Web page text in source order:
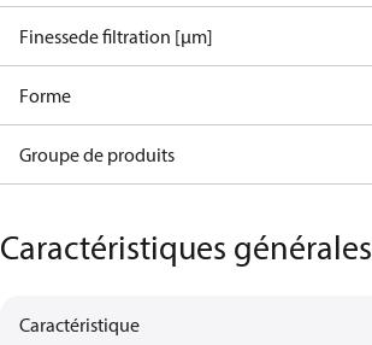
Finessede filtration [µm]
Forme
Groupe de produits
Caractéristiques générales
Caractéristique